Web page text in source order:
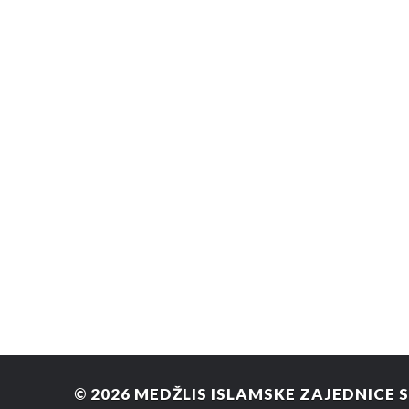
© 2026 MEDŽLIS ISLAMSKE ZAJEDNICE